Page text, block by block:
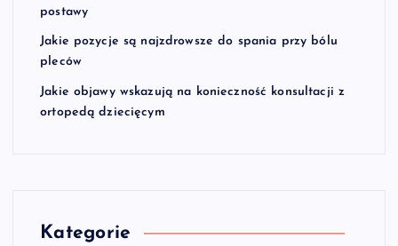
postawy
Jakie pozycje są najzdrowsze do spania przy bólu
pleców
Jakie objawy wskazują na konieczność konsultacji z
ortopedą dziecięcym
Kategorie